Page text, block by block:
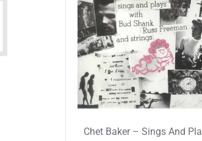
Chet Baker – Sings And